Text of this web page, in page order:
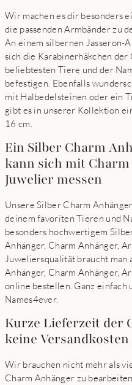
Wir machen es dir besonders
die passenden Armbänder zu
An einem silbernen Jasseron-
sich die Karabinerhäkchen
beliebtesten Tiere und der
befestigen. Ebenfalls
mit Halbedelsteinen oder ein
gibt es in unserer Kollektion
16 cm.
Ein Silber Charm
kann sich mit
Juwelier messen
Unsere Silber Charm
deinem favoriten Tieren und
besonders hochwertigem
Anhänger, Charm Anhänger,
Juweliersqualität braucht man
Anhänger, Charm Anhänger,
online bestellen. Ganz einfach
Names4ever.
Kurze Lieferzeit der
keine Versandkosten
Wir brauchen nicht mehr als
Charm Anhänger zu